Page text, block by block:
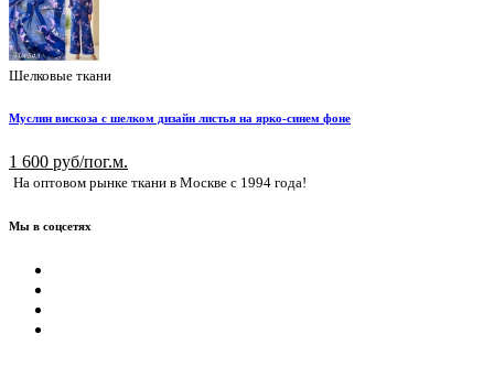
Шелковые ткани
Муслин вискоза с шелком дизайн листья на ярко-синем фоне
1 600 руб/пог.м.
На оптовом рынке ткани в Москве с 1994 года!
Мы в соцсетях